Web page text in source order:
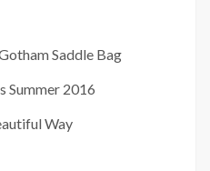
Saddle Bag
Summer 2016
Way